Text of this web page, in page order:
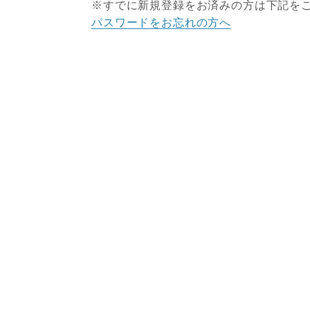
※すでに新規登録をお済みの方は下記を
パスワードをお忘れの方へ